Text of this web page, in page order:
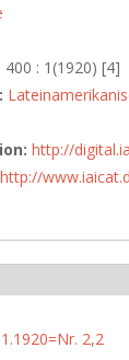
400 : 1(1920) [4]
http://
http://
1.1920=Nr. 2,2